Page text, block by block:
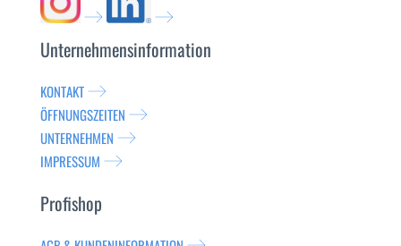
Unternehmensinformation
KONTAKT
ÖFFNUNGSZEITEN
UNTERNEHMEN
IMPRESSUM
Profishop